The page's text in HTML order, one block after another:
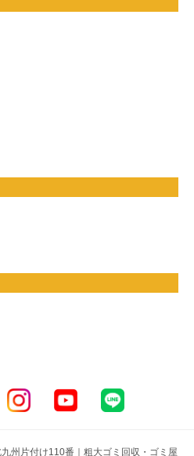
州片付け110番｜粗大ゴミ回収・ゴミ屋